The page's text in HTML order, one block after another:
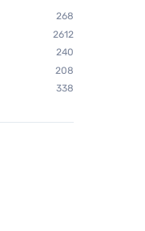
268
2612
240
208
338